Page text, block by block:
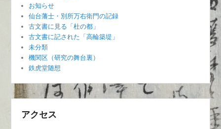
お知らせ
仙台藩士・別所万右衛門の記録
古文書に見る「杜の都」
古文書に記された「高輪築堤」
未分類
機関区（研究の舞台裏）
鉄虎堂随想
アクセス